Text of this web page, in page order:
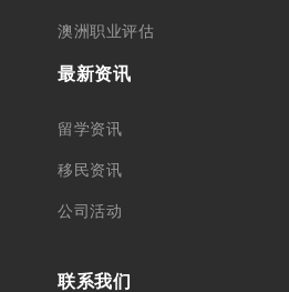
澳洲职业评估
最新资讯
留学资讯
移民资讯
公司活动
联系我们